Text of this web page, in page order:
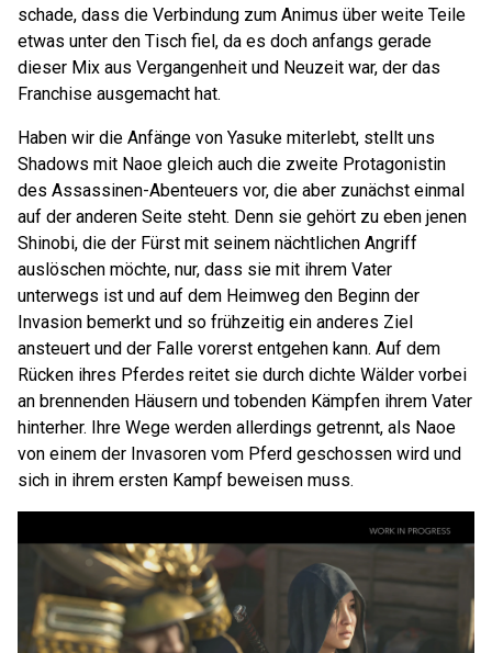
schade, dass die Verbindung zum Animus über weite Teile
etwas unter den Tisch fiel, da es doch anfangs gerade
dieser Mix aus Vergangenheit und Neuzeit war, der das
Franchise ausgemacht hat.
Haben wir die Anfänge von Yasuke miterlebt, stellt uns
Shadows mit Naoe gleich auch die zweite Protagonistin
des Assassinen-Abenteuers vor, die aber zunächst einmal
auf der anderen Seite steht. Denn sie gehört zu eben jenen
Shinobi, die der Fürst mit seinem nächtlichen Angriff
auslöschen möchte, nur, dass sie mit ihrem Vater
unterwegs ist und auf dem Heimweg den Beginn der
Invasion bemerkt und so frühzeitig ein anderes Ziel
ansteuert und der Falle vorerst entgehen kann. Auf dem
Rücken ihres Pferdes reitet sie durch dichte Wälder vorbei
an brennenden Häusern und tobenden Kämpfen ihrem Vater
hinterher. Ihre Wege werden allerdings getrennt, als Naoe
von einem der Invasoren vom Pferd geschossen wird und
sich in ihrem ersten Kampf beweisen muss.